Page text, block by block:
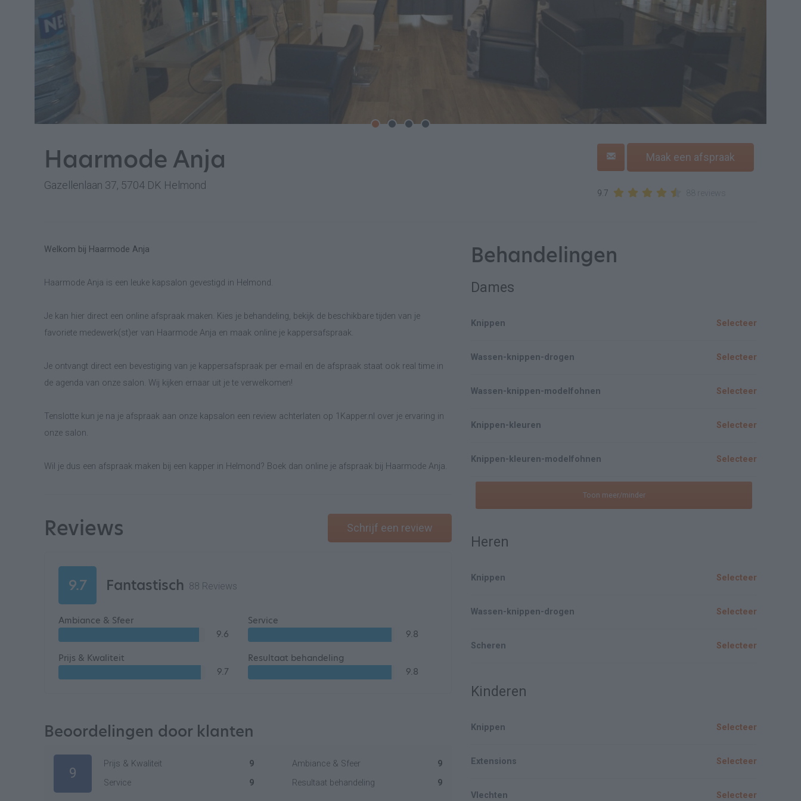
Haarmode Anja
Gazellenlaan 37, 5704 DK Helmond
Maak een afspraak
9.7
Welkom bij Haarmode Anja
Haarmode Anja is een leuke kapsalon gevestigd in Helmond.
Je kan hier direct een online afspraak maken. Kies je behandeling, bekijk de beschikbare tijden van je
favoriete medewerk(st)er van Haarmode Anja en maak online je kappersafspraak.
Je ontvangt direct een bevestiging van je kappersafspraak per e-mail en de afspraak staat ook real time in
de agenda van onze salon. Wij kijken ernaar uit je te verwelkomen!
Tenslotte kun je na je afspraak aan onze kapsalon een review achterlaten op 1Kapper.nl over je ervaring in
onze salon.
Wil je dus een afspraak maken bij een kapper in Helmond? Boek dan online je afspraak bij Haarmode Anja.
Reviews Schrijf een review
9.7 Fantastisch 88 Reviews
Ambiance & Sfeer
9.6
Service
9.8
Prijs & Kwaliteit
9.7
Resultaat behandeling
9.8
Beoordelingen door klanten
9
Prijs & Kwaliteit 9 Ambiance & Sfeer
9
Service
9 Resultaat behandeling 9
Behandelingen
Dames
Knippen Selecteer
Wassen-knippen-drogen Selecteer
Wassen-knippen-modelfohnen Selecteer
Knippen-kleuren Selecteer
Knippen-kleuren-modelfohnen Selecteer
Toon meer/minder
Heren
Knippen Selecteer
Wassen-knippen-drogen Selecteer
Scheren Selecteer
Kinderen
Knippen Selecteer
Extensions Selecteer
Vlechten Selecteer